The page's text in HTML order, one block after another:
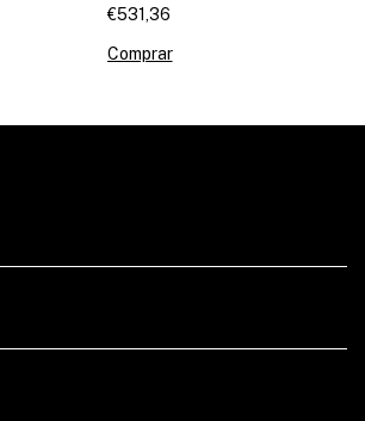
€531,36
Comprar